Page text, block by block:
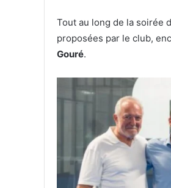
Tout au long de la soirée
proposées par le club,
Gouré.